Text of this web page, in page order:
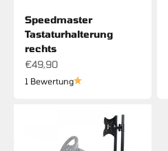
Speedmaster
Tastaturhalterung
rechts
Angebot
€49,90
1 Bewertung